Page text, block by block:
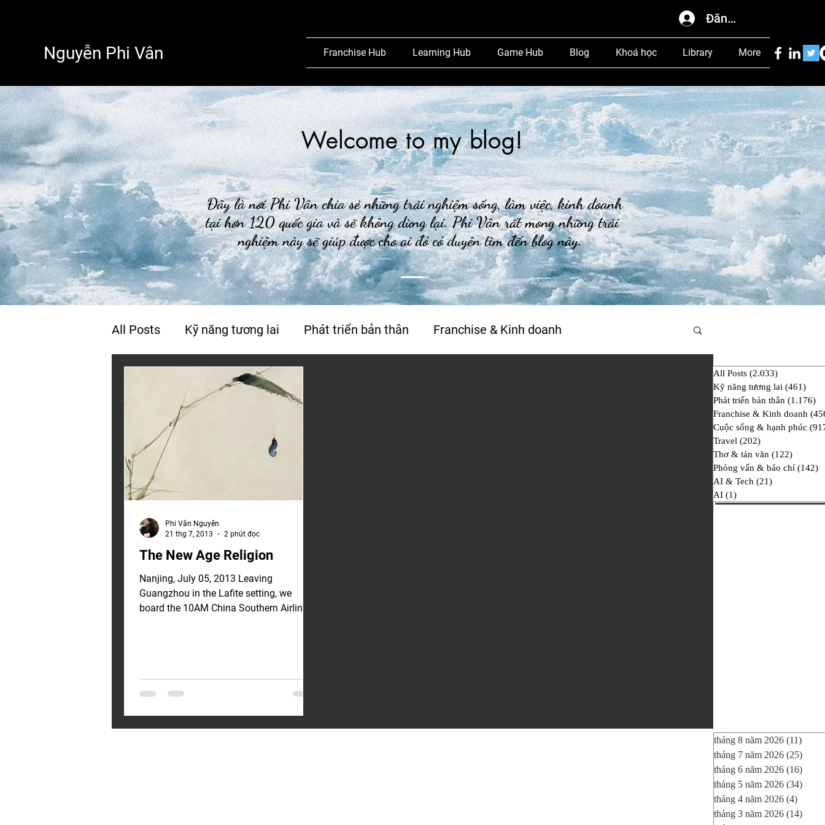
Đăng nhập
Nguyễn Phi Vân Franchise Hub Learning Hub Game Hub Blog Khoá học Library More
Đây là nơi Phi Vân chia sẻ những trải nghiệm sống, làm việc, kinh doanh
tại hơn 120 quốc gia và sẽ không dừng lại. Phi Vân rất mong những trải
nghiệm này sẽ giúp được cho ai đó có duyên tìm đến blog này.
Welcome to my blog!
All Posts Kỹ năng tương lai Phát triển bản thân Franchise & Kinh doanh
Cuộc sống & hạnh phúc
The New Age Religion
Nanjing, July 05, 2013 Leaving
Guangzhou in the Lafite setting, we
board the 10AM China Southern Airlines
Phi Vân Nguyễn
21 thg 7, 2013
2 phút đọc
All Posts (2.033)
Kỹ năng tương lai (461)
Phát triển bản thân (1.176)
Franchise & Kinh doanh
Cuộc sống & hạnh phúc
Travel (202)
Thơ & tản văn (122)
Phỏng vấn & báo chí (142)
AI & Tech (21)
AI (1)
tháng 8 năm 2026 (11)
tháng 7 năm 2026 (25)
tháng 6 năm 2026 (16)
tháng 5 năm 2026 (34)
tháng 4 năm 2026 (4)
tháng 3 năm 2026 (14)